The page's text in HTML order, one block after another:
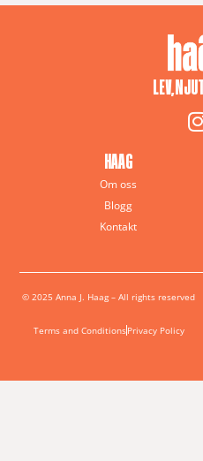
LEV,
HAAG
Om oss
Blogg
Kontakt
© 2025 Anna J. Haag – All rights reserved
Terms and ConditionsPrivacy Policy